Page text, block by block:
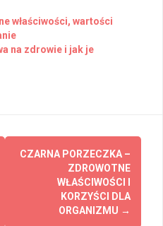
właściwości, wartości
na zdrowie i jak je
CZARNA PORZECZKA –
ZDROWOTNE
WŁAŚCIWOŚCI I
KORZYŚCI DLA
ORGANIZMU →